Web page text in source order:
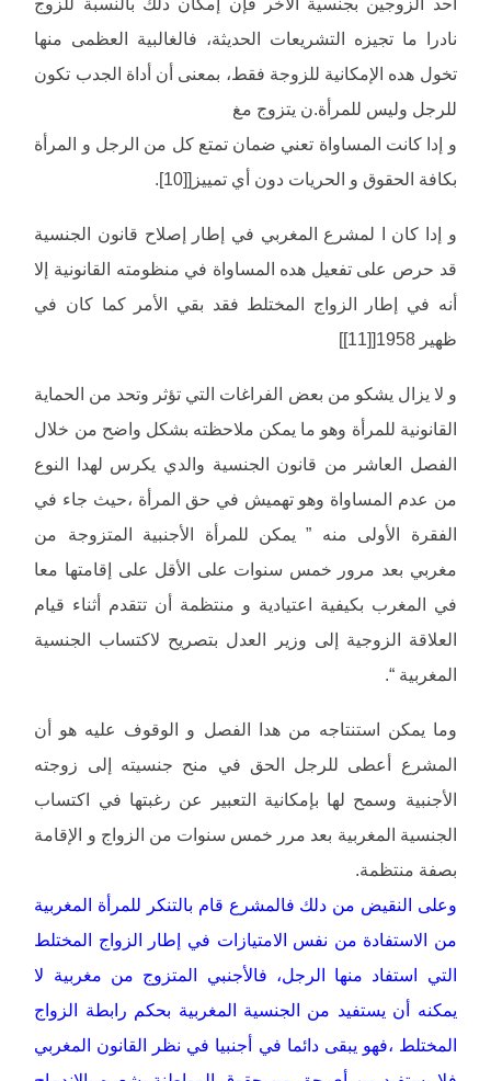
نادرا ما تجيزه التشريعات الحديثة، فالغالبية العظمى منها
تخول هده الإمكانية للزوجة فقط، بمعنى أن أداة الجدب تكون
للرجل وليس للمرأة.ن يتزوج مغ
و إدا كانت المساواة تعني ضمان تمتع كل من الرجل و المرأة
بكافة الحقوق و الحريات دون أي تمييز[[10].
و إدا كان ا لمشرع المغربي في إطار إصلاح قانون الجنسية
قد حرص على تفعيل هده المساواة في منظومته القانونية إلا
أنه في إطار الزواج المختلط فقد بقي الأمر كما كان في
ظهير 1958[[11]]
و لا يزال يشكو من بعض الفراغات التي تؤثر وتحد من الحماية
القانونية للمرأة وهو ما يمكن ملاحظته بشكل واضح من خلال
الفصل العاشر من قانون الجنسية والدي يكرس لهدا النوع
من عدم المساواة وهو تهميش في حق المرأة ،حيث جاء في
الفقرة الأولى منه ” يمكن للمرأة الأجنبية المتزوجة من
مغربي بعد مرور خمس سنوات على الأقل على إقامتها معا
في المغرب بكيفية اعتيادية و منتظمة أن تتقدم أثناء قيام
العلاقة الزوجية إلى وزير العدل بتصريح لاكتساب الجنسية
المغربية “.
وما يمكن استنتاجه من هدا الفصل و الوقوف عليه هو أن
المشرع أعطى للرجل الحق في منح جنسيته إلى زوجته
الأجنبية وسمح لها بإمكانية التعبير عن رغبتها في اكتساب
الجنسية المغربية بعد مرر خمس سنوات من الزواج و الإقامة
بصفة منتظمة.
وعلى النقيض من دلك فالمشرع قام بالتنكر للمرأة المغربية
من الاستفادة من نفس الامتيازات في إطار الزواج المختلط
التي استفاد منها الرجل، فالأجنبي المتزوج من مغربية لا
يمكنه أن يستفيد من الجنسية المغربية بحكم رابطة الزواج
المختلط ،فهو يبقى دائما في أجنبيا في نظر القانون المغربي